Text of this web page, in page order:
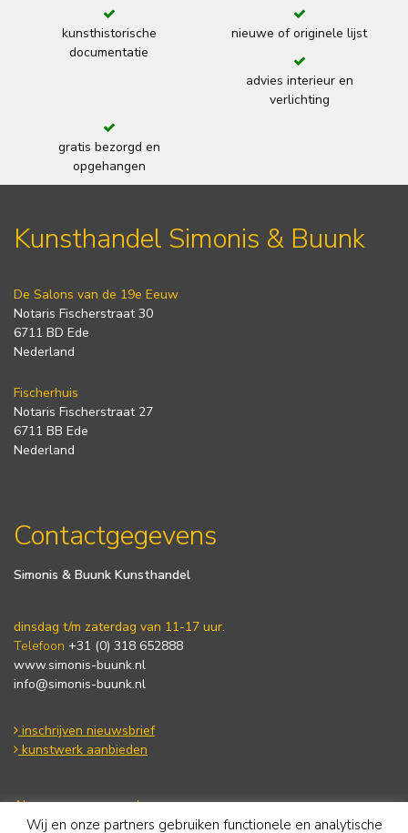
kunsthistorische
documentatie
nieuwe of originele lijst
advies interieur en
verlichting
gratis bezorgd en
opgehangen
Kunsthandel Simonis & Buunk
De Salons van de 19e Eeuw
Notaris Fischerstraat 30
6711 BD Ede
Nederland
Fischerhuis
Notaris Fischerstraat 27
6711 BB Ede
Nederland
Contactgegevens
Simonis & Buunk Kunsthandel
dinsdag t/m zaterdag van 11-17 uur.
Telefoon +31 (0) 318 652888
www.simonis-buunk.nl
info@simonis-buunk.nl
inschrijven nieuwsbrief
kunstwerk aanbieden
Algemene voorwaarden
Privacy statement
Wij en onze partners gebruiken functionele en analytische